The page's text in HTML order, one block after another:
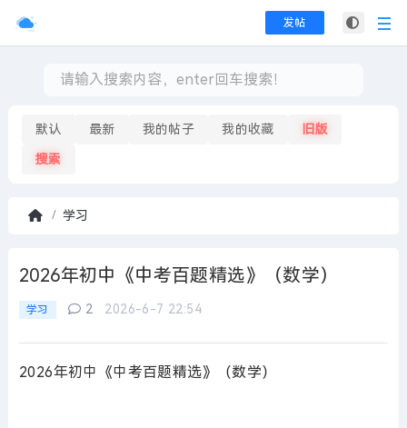
发帖
默认 最新 我的帖子 我的收藏 旧版
搜索
页
学习
2026年初中《中考百题精选》（数学）
学习 2 2026-6-7 22:54
2026年初中《中考百题精选》（数学）